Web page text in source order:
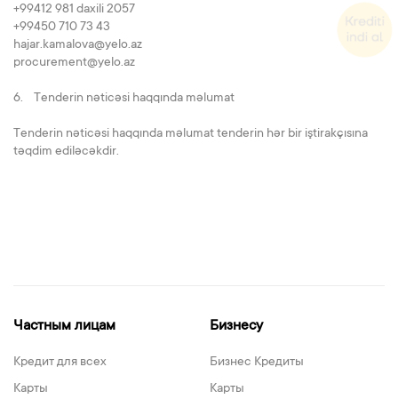
+99412 981 daxili 2057
+99450 710 73 43
hajar.kamalova@yelo.az
procurement@yelo.az
6. Tenderin nəticəsi haqqında məlumat
Tenderin nəticəsi haqqında məlumat tenderin hər bir iştirakçısına
təqdim ediləcəkdir.
Частным лицам
Кредит для всех
Карты
Бизнесу
Бизнес Кредиты
Карты